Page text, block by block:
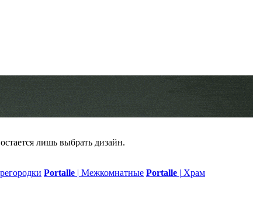
лишь выбрать дизайн.
Portalle | Межкомнатные Portalle | Храм